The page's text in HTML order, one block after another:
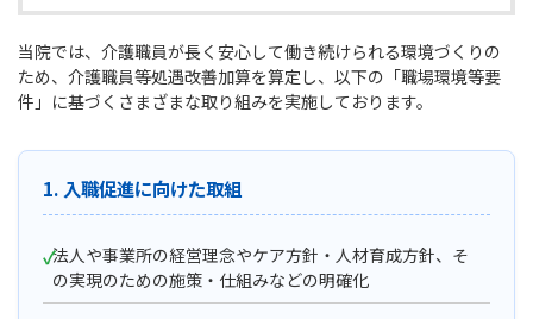
当院では、介護職員が長く安心して働き続けられる環境づくりの
ため、介護職員等処遇改善加算を算定し、以下の「職場環境等要
件」に基づくさまざまな取り組みを実施しております。
1. 入職促進に向けた取組
法人や事業所の経営理念やケア方針・人材育成方針、そ
の実現のための施策・仕組みなどの明確化